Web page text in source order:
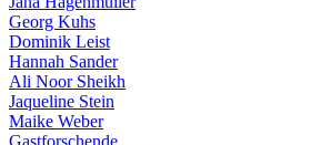
Georg Kuhs
Dominik Leist
Hannah Sander
Ali Noor Sheikh
Jaqueline Stein
Maike Weber
Gastforschende